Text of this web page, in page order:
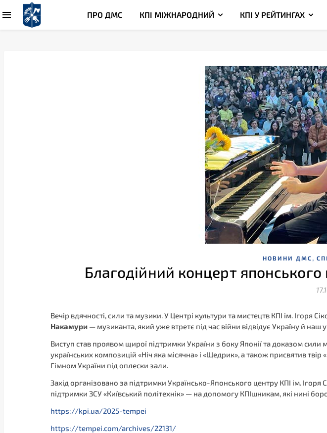
ПРО ДМС КПІ МІЖНАРОДНИЙ КПІ У РЕЙТИНГАХ
НОВИНИ ДМС ,
Благодійний концерт
Вечір вдячності, сили та музики. У Центрі культури та мистецтв КПІ ім. Ігоря
Накамури — музиканта, який уже втретє під час війни відвідує Україну й наш
Виступ став проявом щирої підтримки України з боку Японії та доказом
українських композицій «Ніч яка місячна» і «Щедрик», а також присвятив
Гімном України під оплески зали.
Захід організовано за підтримки Українсько-Японського центру КПІ ім.
підтримки ЗСУ «Київський політехнік» — на допомогу КПІшникам, які нині
https://kpi.ua/2025-tempei
https://tempei.com/archives/22131/